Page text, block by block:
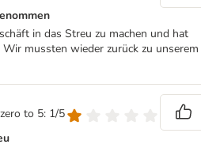
in das Streu zu machen und hat
mussten wieder zurück zu unserem
to 5: 1/5